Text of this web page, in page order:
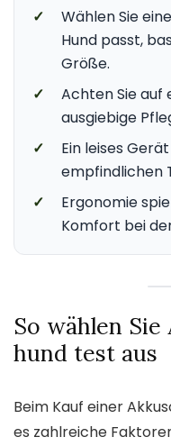
✓
Wählen Sie
Hund passt,
Größe.
✓
Achten Sie auf
ausgiebige
✓
Ein leises
empfindlichen
✓
Ergonomie
Komfort bei
So wählen
hund test aus
Beim Kauf einer
es zahlreiche